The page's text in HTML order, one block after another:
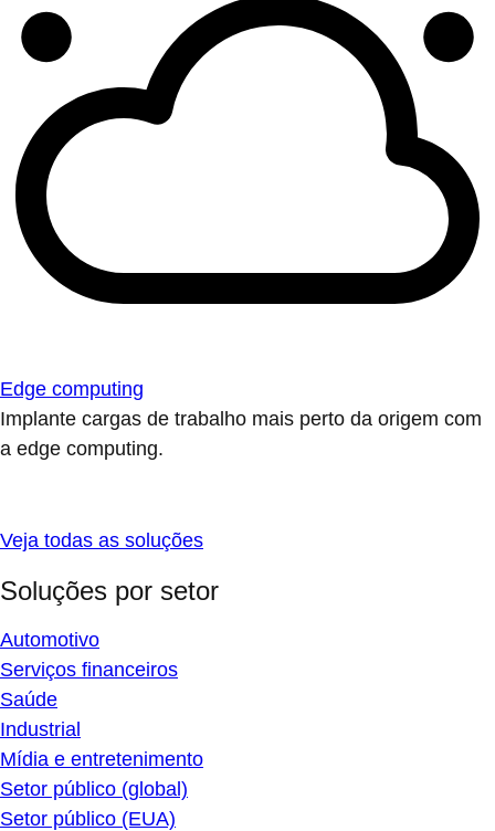
Edge computing
Implante cargas de trabalho mais perto da origem com
a edge computing.
Veja todas as soluções
Soluções por setor
Automotivo
Serviços financeiros
Saúde
Industrial
Mídia e entretenimento
Setor público (global)
Setor público (EUA)